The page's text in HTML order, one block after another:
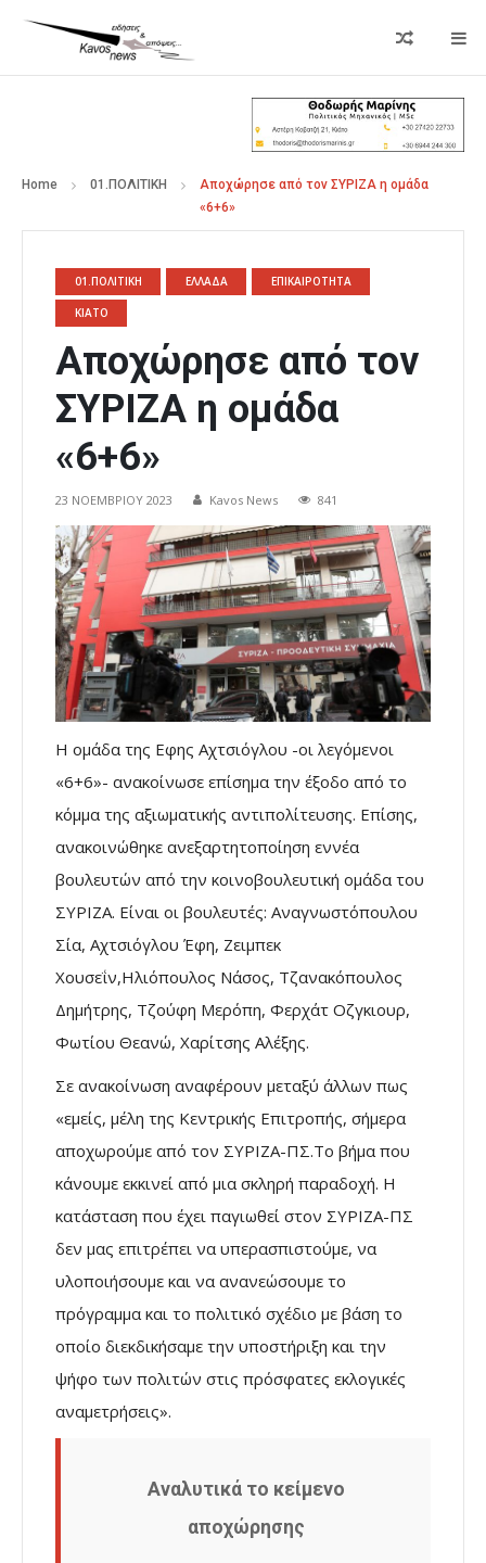
Home 01.ΠΟΛΙΤΙΚΗ
Αποχώρησε από τον ΣΥΡΙΖΑ η ομάδα
«6+6»
01.ΠΟΛΙΤΙΚΗ ΕΛΛΑΔΑ ΕΠΙΚΑΙΡΟΤΗΤΑ
ΚΙΑΤΟ
Αποχώρησε από τον
ΣΥΡΙΖΑ η ομάδα
«6+6»
23 ΝΟΕΜΒΡΊΟΥ 2023 Kavos News 841
Η ομάδα της Εφης Αχτσιόγλου -οι λεγόμενοι
«6+6»- ανακοίνωσε επίσημα την έξοδο από το
κόμμα της αξιωματικής αντιπολίτευσης. Επίσης,
ανακοινώθηκε ανεξαρτητοποίηση εννέα
βουλευτών από την κοινοβουλευτική ομάδα του
ΣΥΡΙΖΑ. Είναι οι βουλευτές: Αναγνωστόπουλου
Σία, Αχτσιόγλου Έφη, Ζειμπεκ
Χουσεΐν,Ηλιόπουλος Νάσος, Τζανακόπουλος
Δημήτρης, Τζούφη Μερόπη, Φερχάτ Οζγκιουρ,
Φωτίου Θεανώ, Χαρίτσης Αλέξης.
Σε ανακοίνωση αναφέρουν μεταξύ άλλων πως
«εμείς, μέλη της Κεντρικής Επιτροπής, σήμερα
αποχωρούμε από τον ΣΥΡΙΖΑ-ΠΣ.Το βήμα που
κάνουμε εκκινεί από μια σκληρή παραδοχή. Η
κατάσταση που έχει παγιωθεί στον ΣΥΡΙΖΑ-ΠΣ
δεν μας επιτρέπει να υπερασπιστούμε, να
υλοποιήσουμε και να ανανεώσουμε το
πρόγραμμα και το πολιτικό σχέδιο με βάση το
οποίο διεκδικήσαμε την υποστήριξη και την
ψήφο των πολιτών στις πρόσφατες εκλογικές
αναμετρήσεις».
Αναλυτικά το κείμενο
αποχώρησης